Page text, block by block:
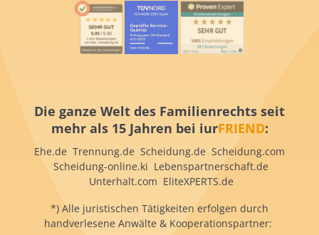
Die ganze Welt des Familienrechts seit
mehr als 15 Jahren bei iurFRIEND:
Ehe.de Trennung.de Scheidung.de Scheidung.com
Scheidung-online.ki Lebenspartnerschaft.de
Unterhalt.com EliteXPERTS.de
*) Alle juristischen Tätigkeiten erfolgen durch
handverlesene Anwälte & Kooperationspartner: